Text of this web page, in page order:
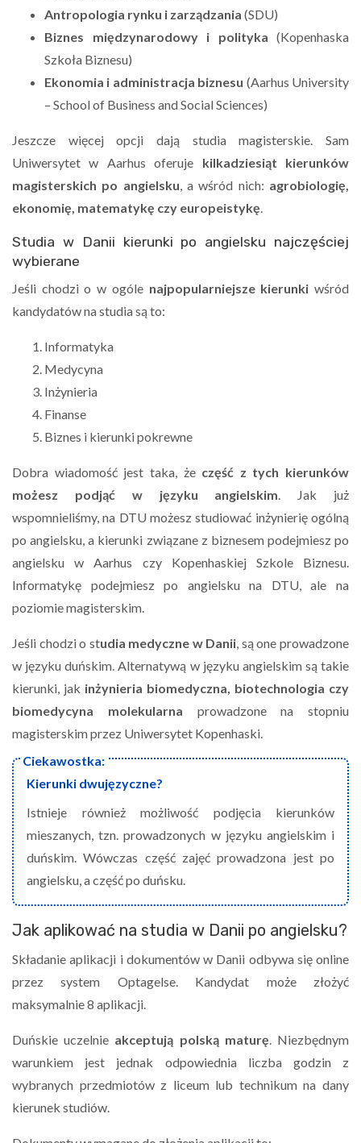
Antropologia rynku i zarządzania (SDU)
Biznes międzynarodowy i polityka (Kopenhaska
Szkoła Biznesu)
Ekonomia i administracja biznesu (Aarhus University
– School of Business and Social Sciences)
Jeszcze więcej opcji dają studia magisterskie. Sam
Uniwersytet w Aarhus oferuje kilkadziesiąt kierunków
magisterskich po angielsku , a wśród nich: agrobiologię,
ekonomię, matematykę czy europeistykę
Studia w Danii kierunki po angielsku najczęściej
wybierane
Jeśli chodzi o w ogóle najpopularniejsze kierunkiwśród
kandydatów na studia są to:
Informatyka
Medycyna
Inżynieria
Finanse
Biznes i kierunki pokrewne
Dobra wiadomość jest taka, że część z tych kierunków
możesz podjąć w języku angielskim . Jak już
wspomnieliśmy, na DTU możesz studiować inżynierię ogólną
po angielsku, a kierunki związane z biznesem podejmiesz po
angielsku w Aarhus czy Kopenhaskiej Szkole Biznesu.
Informatykę podejmiesz po angielsku na DTU, ale na
poziomie magisterskim.
Jeśli chodzi o studia medyczne w Danii , są one prowadzone
w języku duńskim. Alternatywą w języku angielskim są takie
kierunki, jak inżynieria biomedyczna, biotechnologia czy
biomedycyna molekularna prowadzone na stopniu
magisterskim przez Uniwersytet Kopenhaski.
Kierunki dwujęzyczne?
Istnieje również możliwość podjęcia kierunków
mieszanych, tzn. prowadzonych w języku angielskim i
duńskim. Wówczas część zajęć prowadzona jest po
angielsku, a część po duńsku.
Jak aplikować na studia w Danii po angielsku?
Składanie aplikacji i dokumentów w Danii odbywa się online
przez system Optagelse. Kandydat może złożyć
maksymalnie 8 aplikacji.
Duńskie uczelnie akceptują polską maturę . Niezbędnym
warunkiem jest jednak odpowiednia liczba godzin z
wybranych przedmiotów z liceum lub technikum na dany
kierunek studiów.